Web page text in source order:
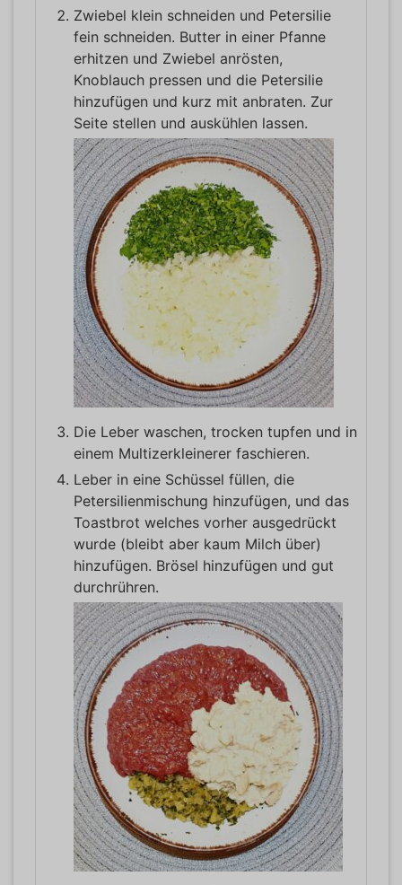
Zwiebel klein schneiden und Petersilie
fein schneiden. Butter in einer Pfanne
erhitzen und Zwiebel anrösten,
Knoblauch pressen und die Petersilie
hinzufügen und kurz mit anbraten. Zur
Seite stellen und auskühlen lassen.
Die Leber waschen, trocken tupfen und in
einem Multizerkleinerer faschieren.
Leber in eine Schüssel füllen, die
Petersilienmischung hinzufügen, und das
Toastbrot welches vorher ausgedrückt
wurde (bleibt aber kaum Milch über)
hinzufügen. Brösel hinzufügen und gut
durchrühren.